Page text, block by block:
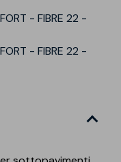
- FIBRE 22 -
- FIBRE 22 -